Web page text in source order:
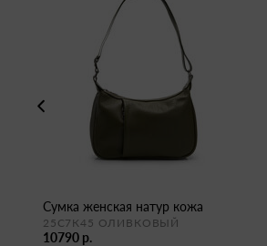
сумка женская натур кожа
25С7К45 ОЛИВКОВЫЙ
10790 р.